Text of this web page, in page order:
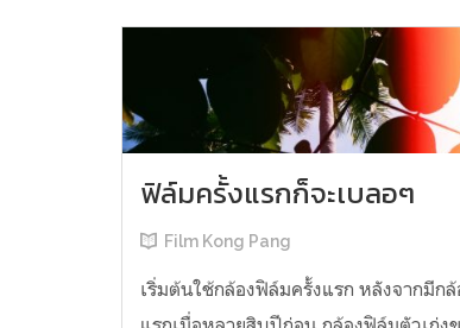
ฟิล์มครั้งแรกก็จะเบลอๆ
Film Kong Pang
เริ่มต้นใช้กล้องฟิล์มครั้งแรก หลังจากมีก